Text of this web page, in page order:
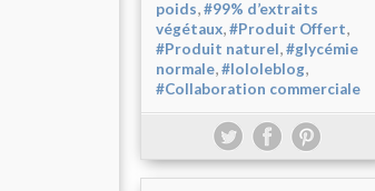
poids,#99% d’extraits
végétaux,#Produit Offert,
#Produit naturel,#glycémie
normale,#lololeblog,
#Collaboration commerciale